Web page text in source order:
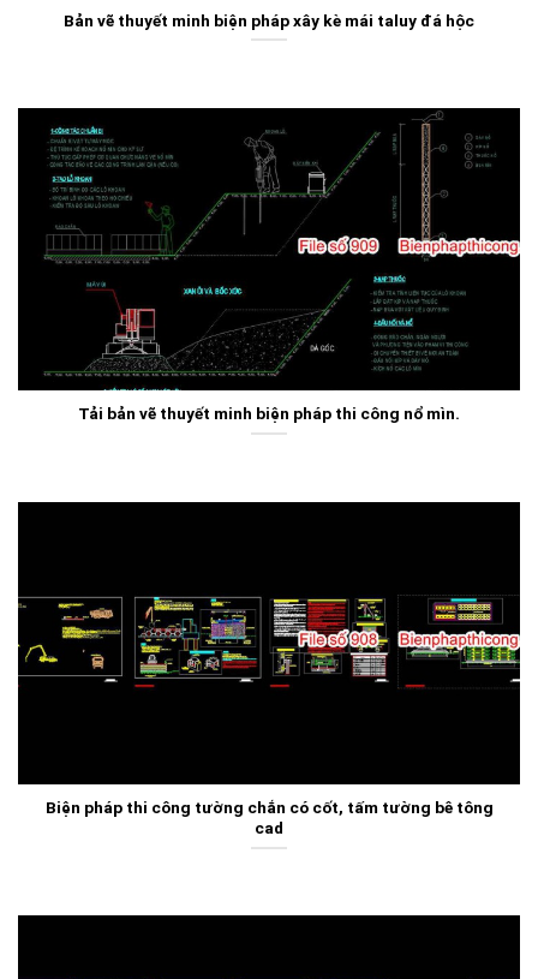
Bản vẽ thuyết minh biện pháp xây kè mái taluy đá hộc
Tải bản vẽ thuyết minh biện pháp thi công nổ mìn.
Biện pháp thi công tường chắn có cốt, tấm tường bê tông
cad